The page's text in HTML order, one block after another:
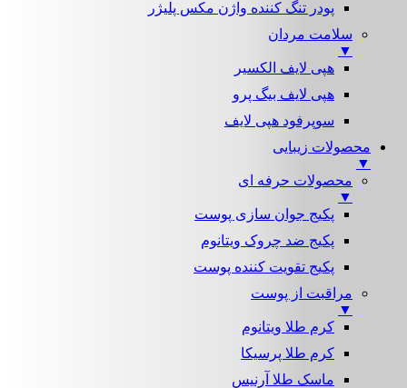
پودر تنگ کننده واژن مکس پلیژر
سلامت مردان
▼
هپی لایف الکسیر
هپی لایف بیگ پرو
سوپرفود هپی لایف
محصولات زیبایی
▼
محصولات حرفه ای
▼
پکیج جوان سازی پوست
پکیج ضد چروک ویتانوم
پکیج تقویت کننده پوست
مراقبت از پوست
▼
کرم طلا ویتانوم
کرم طلا پرسیکا
ماسک طلا آرنیس